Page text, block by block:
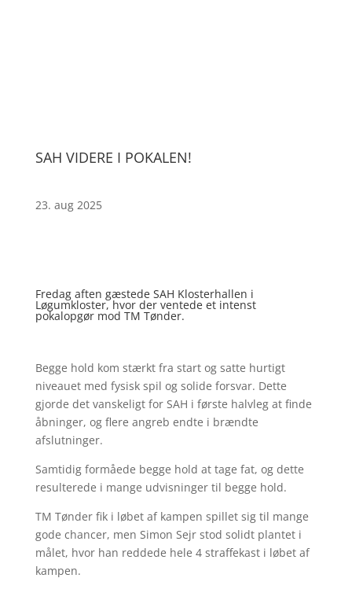
SAH VIDERE I POKALEN!
23. aug 2025
Fredag aften gæstede SAH Klosterhallen i
Løgumkloster, hvor der ventede et intenst
pokalopgør mod TM Tønder.
Begge hold kom stærkt fra start og satte hurtigt
niveauet med fysisk spil og solide forsvar. Dette
gjorde det vanskeligt for SAH i første halvleg at finde
åbninger, og flere angreb endte i brændte
afslutninger.
Samtidig formåede begge hold at tage fat, og dette
resulterede i mange udvisninger til begge hold.
TM Tønder fik i løbet af kampen spillet sig til mange
gode chancer, men Simon Sejr stod solidt plantet i
målet, hvor han reddede hele 4 straffekast i løbet af
kampen.